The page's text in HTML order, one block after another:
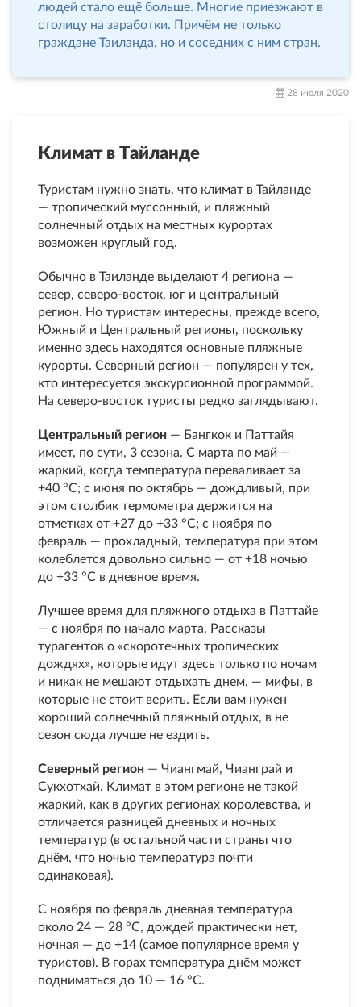
людей стало ещё больше. Многие приезжают в
столицу на заработки. Причём не только
граждане Таиланда, но и соседних с ним стран.
28 июля 2020
Климат в Тайланде
Туристам нужно знать, что климат в Тайланде
— тропический муссонный, и пляжный
солнечный отдых на местных курортах
возможен круглый год.
Обычно в Таиланде выделают 4 региона —
север, северо-восток, юг и центральный
регион. Но туристам интересны, прежде всего,
Южный и Центральный регионы, поскольку
именно здесь находятся основные пляжные
курорты. Северный регион — популярен у тех,
кто интересуется экскурсионной программой.
На северо-восток туристы редко заглядывают.
Центральный регион — Бангкок и Паттайя
имеет, по сути, 3 сезона. С марта по май —
жаркий, когда температура переваливает за
+40 °С; с июня по октябрь — дождливый, при
этом столбик термометра держится на
отметках от +27 до +33 °С; с ноября по
февраль — прохладный, температура при этом
колеблется довольно сильно — от +18 ночью
до +33 °С в дневное время.
Лучшее время для пляжного отдыха в Паттайе
— с ноября по начало марта. Рассказы
турагентов о «скоротечных тропических
дождях», которые идут здесь только по ночам
и никак не мешают отдыхать днем, — мифы, в
которые не стоит верить. Если вам нужен
хороший солнечный пляжный отдых, в не
сезон сюда лучше не ездить.
Северный регион — Чиангмай, Чианграй и
Сукхотхай. Климат в этом регионе не такой
жаркий, как в других регионах королевства, и
отличается разницей дневных и ночных
температур (в остальной части страны что
днём, что ночью температура почти
одинаковая).
С ноября по февраль дневная температура
около 24 — 28 °С, дождей практически нет,
ночная — до +14 (самое популярное время у
туристов). В горах температура днём может
подниматься до 10 — 16 °С.